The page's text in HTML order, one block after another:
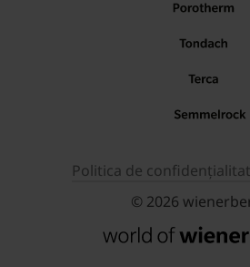
Politica de
© 2026